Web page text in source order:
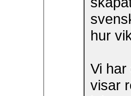
hur
Vi
visar